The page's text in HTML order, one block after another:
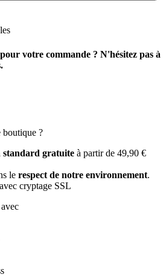
votre commande ? N'hésitez pas à
boutique ?
gratuite à partir de 49,90 €
le respect de notre environnement.
avec cryptage SSL